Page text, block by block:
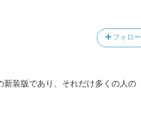
フォロー
装版であり、それだけ多くの人の